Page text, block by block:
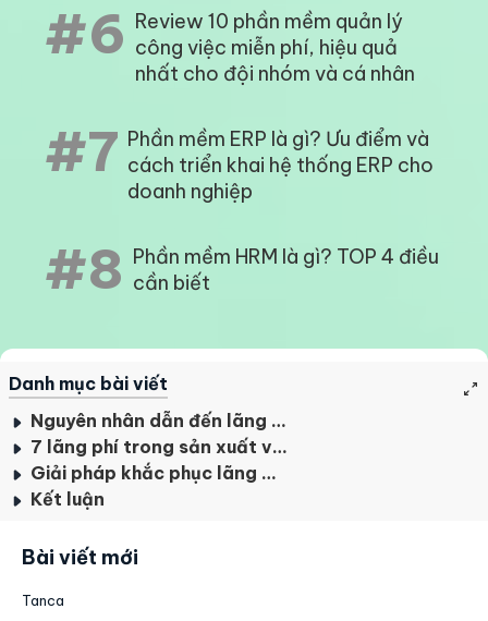
#6 Review 10 phần mềm quản lý
công việc miễn phí, hiệu quả
nhất cho đội nhóm và cá nhân
#7 Phần mềm ERP là gì? Ưu điểm và
cách triển khai hệ thống ERP cho
doanh nghiệp
#8 Phần mềm HRM là gì? TOP 4 điều
cần biết
Danh mục bài viết
Nguyên nhân dẫn đến lãng phí thao tác
7 lãng phí trong sản xuất và cách nhận diện lãng phí thao tác (The waste in motion)
Giải pháp khắc phục lãng phí thao tác
Kết luận
Bài viết mới
Tanca